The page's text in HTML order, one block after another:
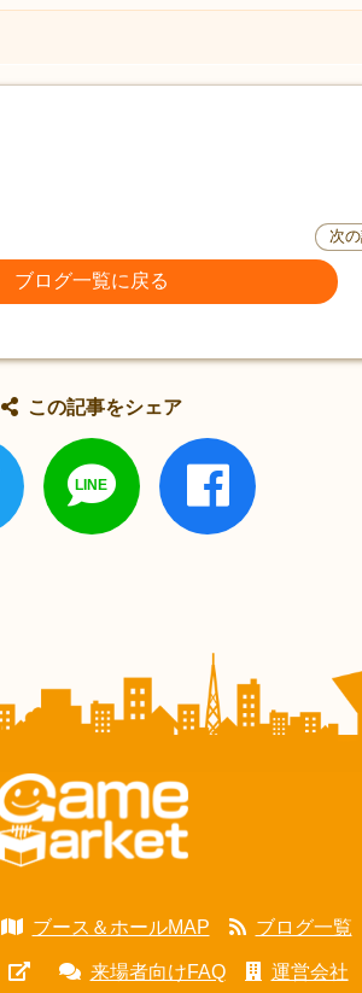
ブログ一覧に戻る
次
この記事をシェア
ブース＆ホールMAP ブログ一覧
来場者向けFAQ 運営会社